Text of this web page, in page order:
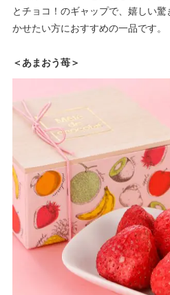
とチョコ！のギャップで、嬉しい
かせたい方におすすめの一品です。
＜あまおう苺＞